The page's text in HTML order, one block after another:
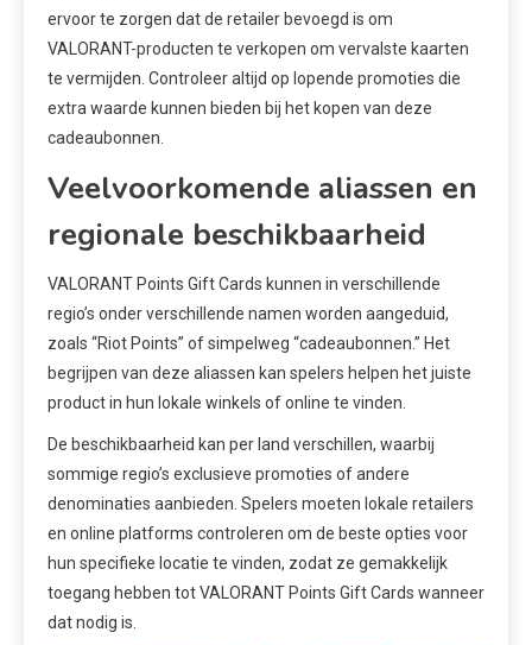
ervoor te zorgen dat de retailer bevoegd is om
VALORANT-producten te verkopen om vervalste kaarten
te vermijden. Controleer altijd op lopende promoties die
extra waarde kunnen bieden bij het kopen van deze
cadeaubonnen.
Veelvoorkomende aliassen en
regionale beschikbaarheid
VALORANT Points Gift Cards kunnen in verschillende
regio’s onder verschillende namen worden aangeduid,
zoals “Riot Points” of simpelweg “cadeaubonnen.” Het
begrijpen van deze aliassen kan spelers helpen het juiste
product in hun lokale winkels of online te vinden.
De beschikbaarheid kan per land verschillen, waarbij
sommige regio’s exclusieve promoties of andere
denominaties aanbieden. Spelers moeten lokale retailers
en online platforms controleren om de beste opties voor
hun specifieke locatie te vinden, zodat ze gemakkelijk
toegang hebben tot VALORANT Points Gift Cards wanneer
dat nodig is.